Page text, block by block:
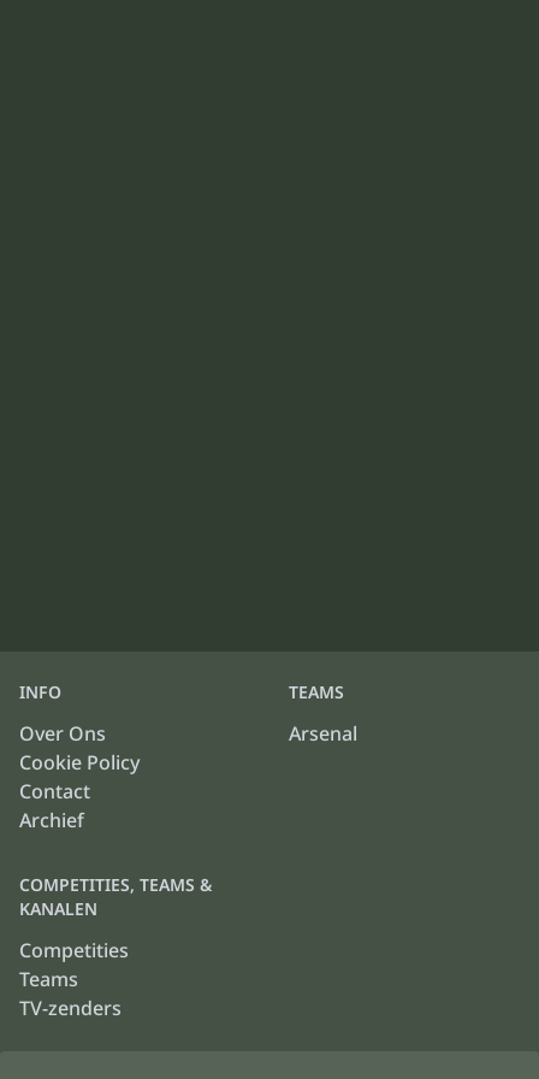
INFO
Over Ons
Cookie Policy
Contact
Archief
TEAMS
Arsenal
COMPETITIES, TEAMS &
KANALEN
Competities
Teams
TV-zenders